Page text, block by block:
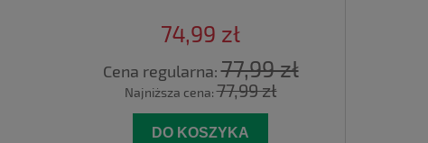
74,99 zł
Cena regularna:77,99 zł
Najniższa cena:77,99 zł
DO KOSZYKA